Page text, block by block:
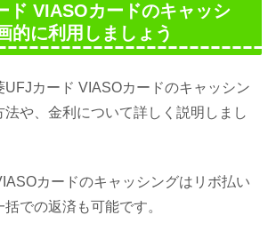
ド VIASOカードのキャッシ
的に利用しましょう
UFJカード VIASOカードのキャッシン
法や、金利について詳しく説明しまし
カードのキャッシングはリボ払い
での返済も可能です。